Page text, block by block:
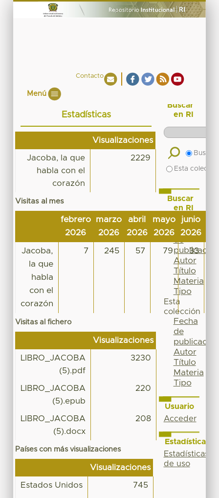
Contacto
Menú
Estadísticas
Visualizaciones
Jacoba, la que
habla con el
corazón
2229
Visitas al mes
febrero
2026
marzo
2026
abril
2026
mayo
2026
junio
2026
Jacoba,
la que
habla
con el
corazón
7 245 57 79 33
Visitas al fichero
Visualizaciones
LIBRO_JACOBA
(5).pdf
3230
LIBRO_JACOBA
(5).epub
220
LIBRO_JACOBA
(5).docx
208
Países con más visualizaciones
Visualizaciones
Estados Unidos 745
Buscar
en RI
Buscar
Esta
Buscar
en RI
Por
Fecha
de
publicación
Autor
Título
Materia
Tipo
Esta
colección
Fecha
de
publicación
Autor
Título
Materia
Tipo
Usuario
Acceder
Estadísticas
Estadísticas
de uso